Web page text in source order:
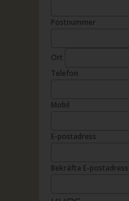
Postnummer
Ort
Telefon
Mobil
E-postadress
Bekräfta E-postadress